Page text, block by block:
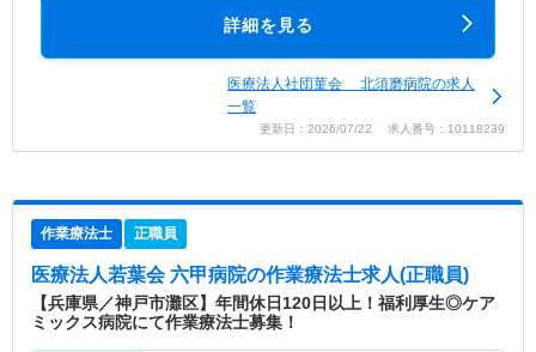
詳細を見る
医療法人社団菫会 北須磨病院の求人
一覧
更新日：2026/07/22 求人番号：10118239
作業療法士 正職員
医療法人若葉会 六甲病院の作業療法士求人(正職員)
【兵庫県／神戸市灘区】年間休日120日以上！福利厚生◎ケア
ミックス病院にて作業療法士募集！